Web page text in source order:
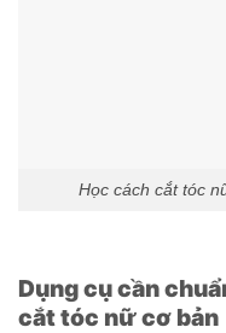
Học cách cắt tóc
Dụng cụ cần
cắt tóc nữ cơ bản